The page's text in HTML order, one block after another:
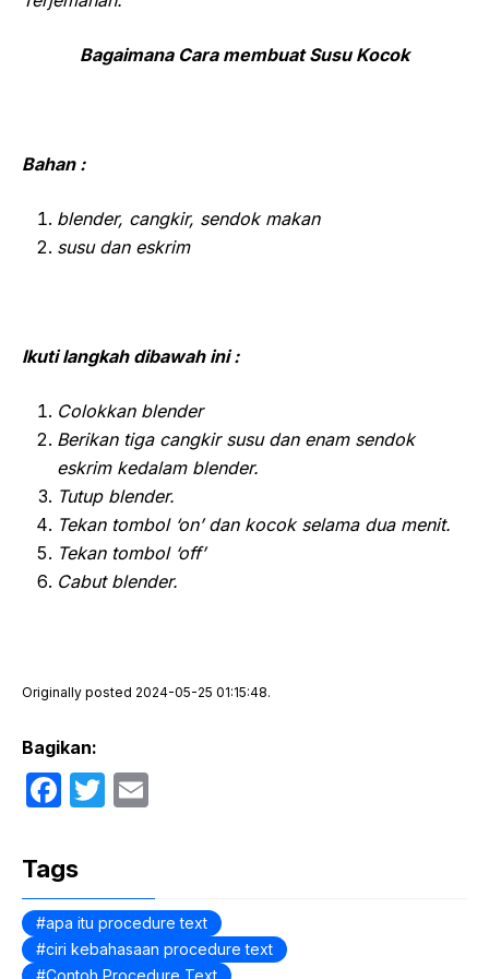
Bagaimana Cara membuat Susu Kocok
Bahan :
blender, cangkir, sendok makan
susu dan eskrim
Ikuti langkah dibawah ini :
Colokkan blender
Berikan tiga cangkir susu dan enam sendok
eskrim kedalam blender.
Tutup blender.
Tekan tombol ‘on’ dan kocok selama dua menit.
Tekan tombol ‘off’
Cabut blender.
Originally posted 2024-05-25 01:15:48.
Bagikan:
F
c
e
b
o
T
er
Tags
apa itu procedure text
ciri kebahasaan procedure text